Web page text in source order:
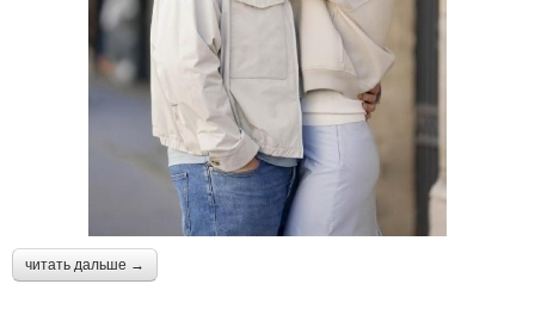
читать дальше →